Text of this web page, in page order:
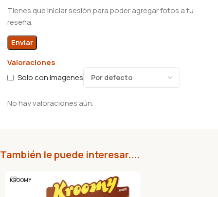
Valoraciones
Solo con imagenes
No hay valoraciones aún.
Tienes que iniciar sesión para poder agregar fotos a tu
reseña.
También le puede interesar....
KROOMY